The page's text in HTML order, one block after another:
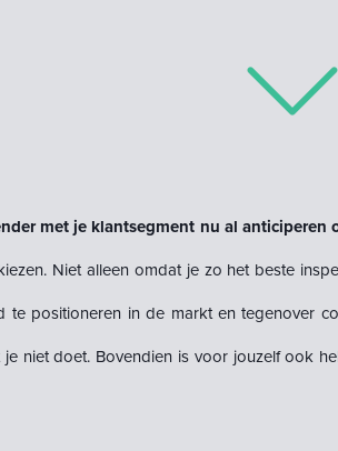
met je klantsegment nu al anticiperen
Niet alleen omdat je zo het beste
te positioneren in de markt en tegenover
je nietdoet. Bovendien is voor jouzelf ook